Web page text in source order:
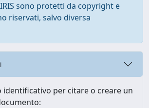
sono protetti da copyright e
riservati, salvo diversa
identificativo per citare o creare un